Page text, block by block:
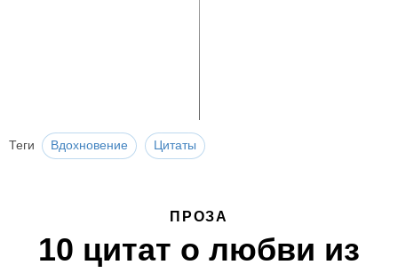
Теги Вдохновение Цитаты
ПРОЗА
10 цитат о любви из